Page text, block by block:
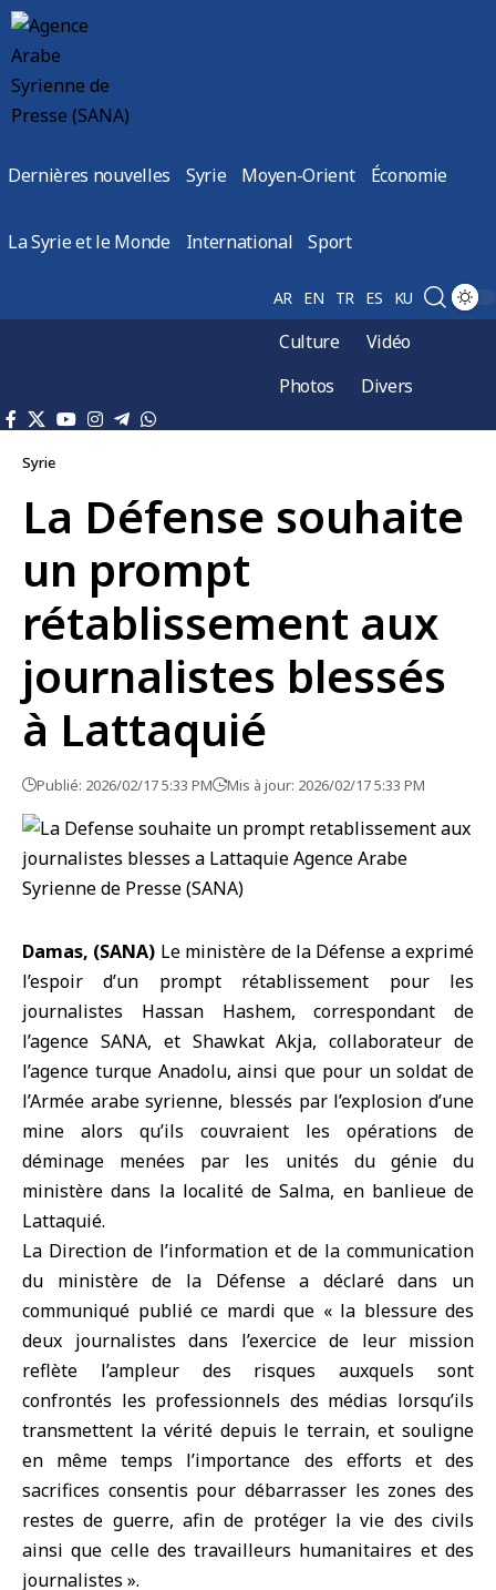
Dernières nouvelles Syrie Moyen-Orient Économie
La Syrie et le Monde International Sport
AR EN TR ES KU
Culture
Vidéo
Photos
Divers
Syrie
La Défense souhaite
un prompt
rétablissement aux
journalistes blessés
à Lattaquié
Publié: 2026/02/17 5:33 PM Mis à jour: 2026/02/17 5:33 PM
Damas, (SANA) Leministère de la Défense a exprimé
l’espoir d’un prompt rétablissement pour les
journalistes Hassan Hashem,correspondant de
l’agence SANA, et Shawkat Akja, collaborateur de
l’agence turque Anadolu, ainsi que pour un soldat de
l’Armée arabe syrienne, blessés par l’explosion d’une
mine alors qu’ils couvraient les opérations de
déminage menées par les unités du géniedu
ministère dans la localité de Salma, en banlieue de
Lattaquié.
La Direction de l’information et de la communication
du ministère de la Défense a déclaré dans un
communiqué publié ce mardi que « la blessure des
deux journalistes dans l’exercice de leur mission
reflète l’ampleur des risques auxquels sont
confrontés les professionnels des médias lorsqu’ils
transmettent la vérité depuis le terrain, et souligne
en même temps l’importance des efforts et des
sacrifices consentis pour débarrasser les zones des
restes de guerre, afin de protéger la vie des civils
ainsi que celle des travailleurs humanitaires et des
journalistes ».